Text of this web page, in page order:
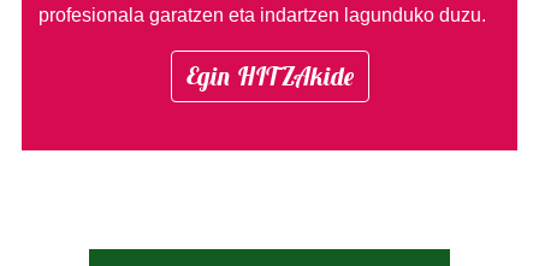
profesionala garatzen eta indartzen lagunduko duzu.
Egin HITZAkide